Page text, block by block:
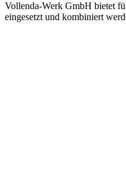
Vollenda-Werk GmbH bietet
eingesetzt und kombiniert